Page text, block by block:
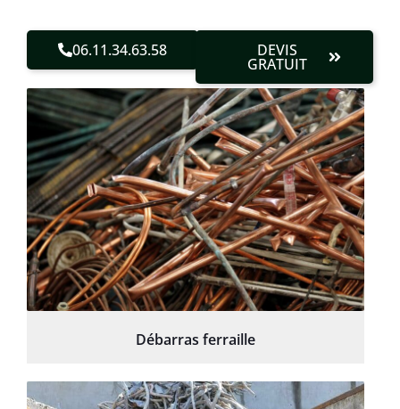
06.11.34.63.58 DEVIS
GRATUIT
Débarras ferraille